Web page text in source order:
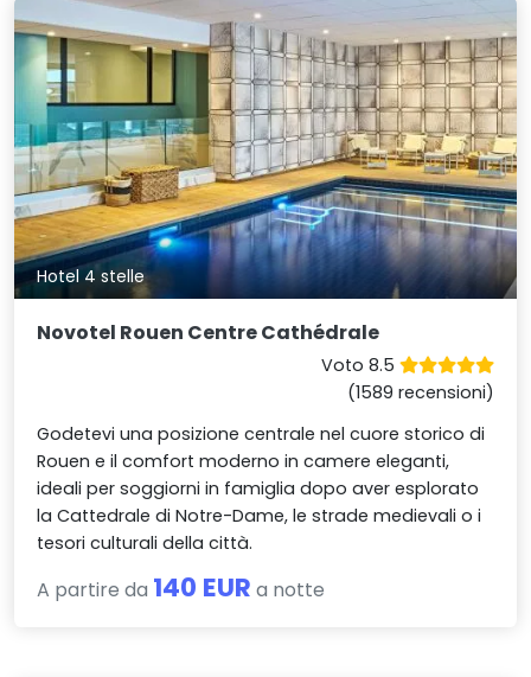
Hotel 4 stelle
Novotel Rouen Centre Cathédrale
Voto 8.5
(1589 recensioni)
Godetevi una posizione centrale nel cuore storico di
Rouen e il comfort moderno in camere eleganti,
ideali per soggiorni in famiglia dopo aver esplorato
la Cattedrale di Notre-Dame, le strade medievali o i
tesori culturali della città.
A partire da 140 EUR a notte